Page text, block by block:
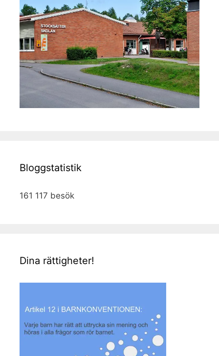
Bloggstatistik
161 117 besök
Dina rättigheter!